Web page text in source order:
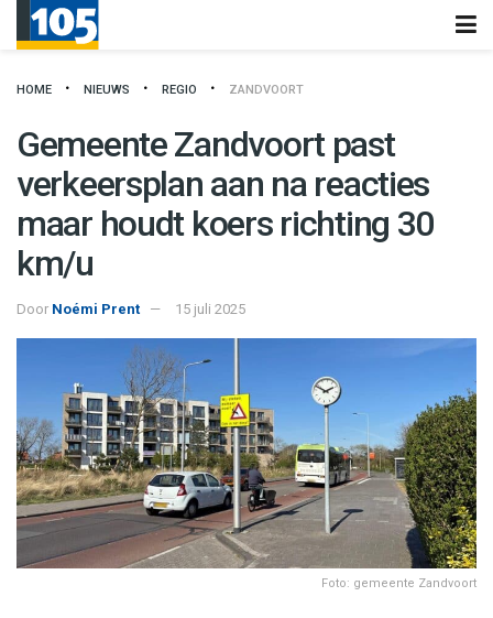
HOME NIEUWS REGIO ZANDVOORT
Gemeente Zandvoort past
verkeersplan aan na reacties
maar houdt koers richting 30
km/u
Door Noémi Prent 15 juli 2025
Foto: gemeente Zandvoort